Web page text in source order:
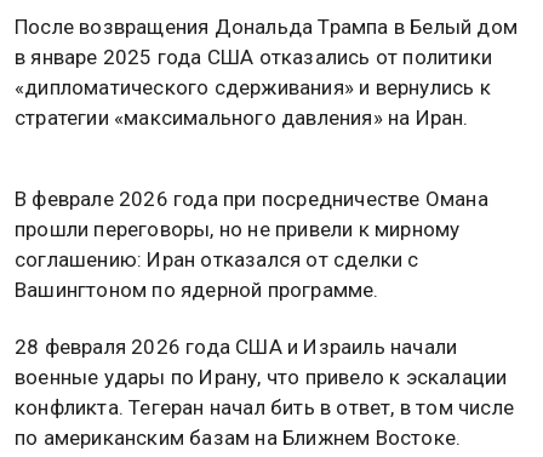
После возвращения Дональда Трампа в Белый дом
в январе 2025 года США отказались от политики
«дипломатического сдерживания» и вернулись к
стратегии «максимального давления» на Иран.
В феврале 2026 года при посредничестве Омана
прошли переговоры, но не привели к мирному
соглашению: Иран отказался от сделки с
Вашингтоном по ядерной программе.
28 февраля 2026 года США и Израиль начали
военные удары по Ирану, что привело к эскалации
конфликта. Тегеран начал бить в ответ, в том числе
по американским базам на Ближнем Востоке.